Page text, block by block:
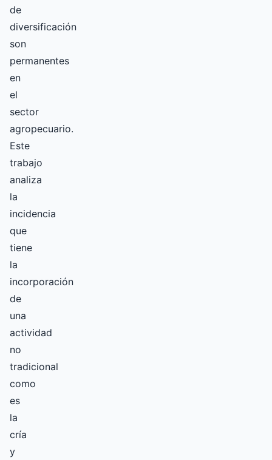
de
diversificación
son
permanentes
en
el
sector
agropecuario.
Este
trabajo
analiza
la
incidencia
que
tiene
la
incorporación
de
una
actividad
no
tradicional
como
es
la
cría
y